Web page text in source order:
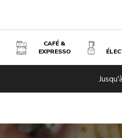
CAFÉ &
EXPRESSO